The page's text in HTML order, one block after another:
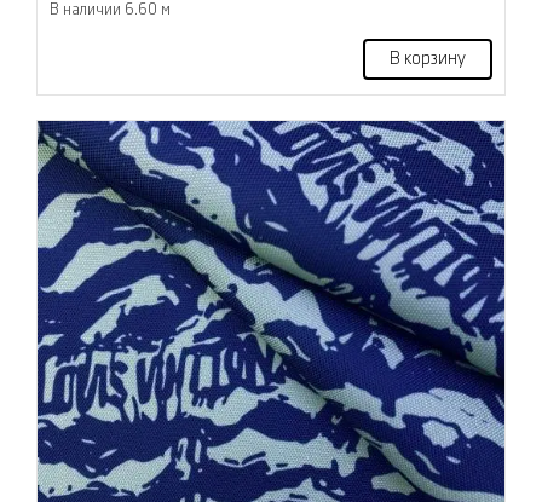
В наличии 6.60 м
В корзину